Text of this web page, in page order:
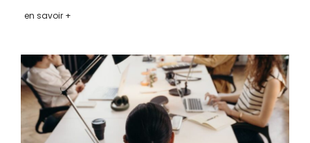
en savoir +